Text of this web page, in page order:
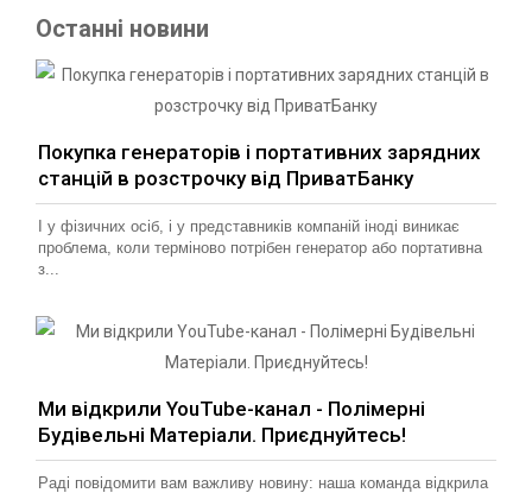
Останні новини
Покупка генераторів і портативних зарядних
станцій в розстрочку від ПриватБанку
І у фізичних осіб, і у представників компаній іноді виникає
проблема, коли терміново потрібен генератор або портативна
з...
Ми відкрили YouTube-канал - Полімерні
Будівельні Матеріали. Приєднуйтесь!
Раді повідомити вам важливу новину: наша команда відкрила